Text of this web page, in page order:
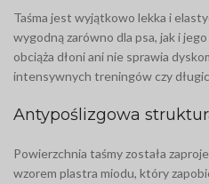
Taśma jest wyjątkowo lekka i
wygodną zarówno dla psa, jak i
obciąża dłoni ani nie sprawia
intensywnych treningów czy
Antypoślizgowa
Powierzchnia taśmy została
wzorem plastra miodu, który